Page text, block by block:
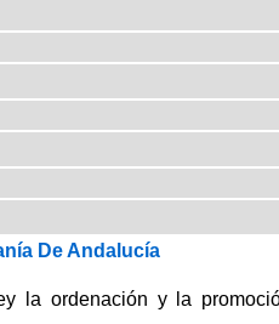
De Andalucía
la ordenación y la